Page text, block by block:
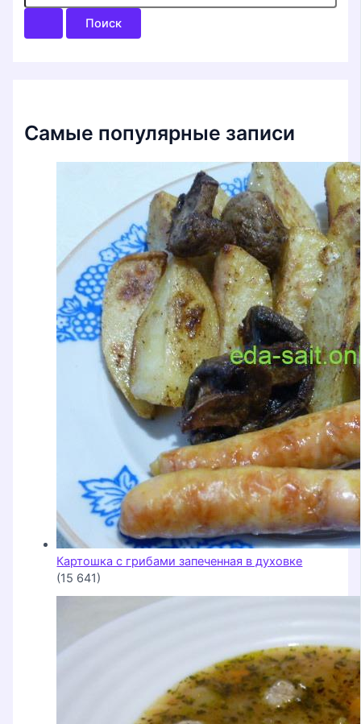
и
Самые популярные записи
Картошка с грибами запеченная в духовке
(15 641)